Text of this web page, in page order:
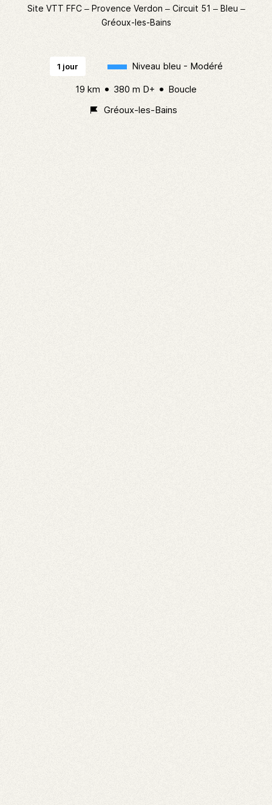
Site VTT FFC – Provence Verdon – Circuit 51 – Bleu –
Gréoux-les-Bains
1 jour
Niveau bleu - Modéré
19 km
380 m D+
Boucle
Gréoux-les-Bains